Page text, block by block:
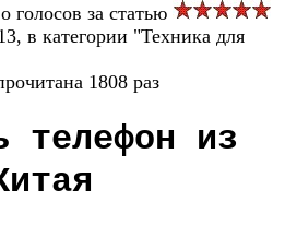
голосов за статью
в категории "Техника для
1808 раз
телефон из